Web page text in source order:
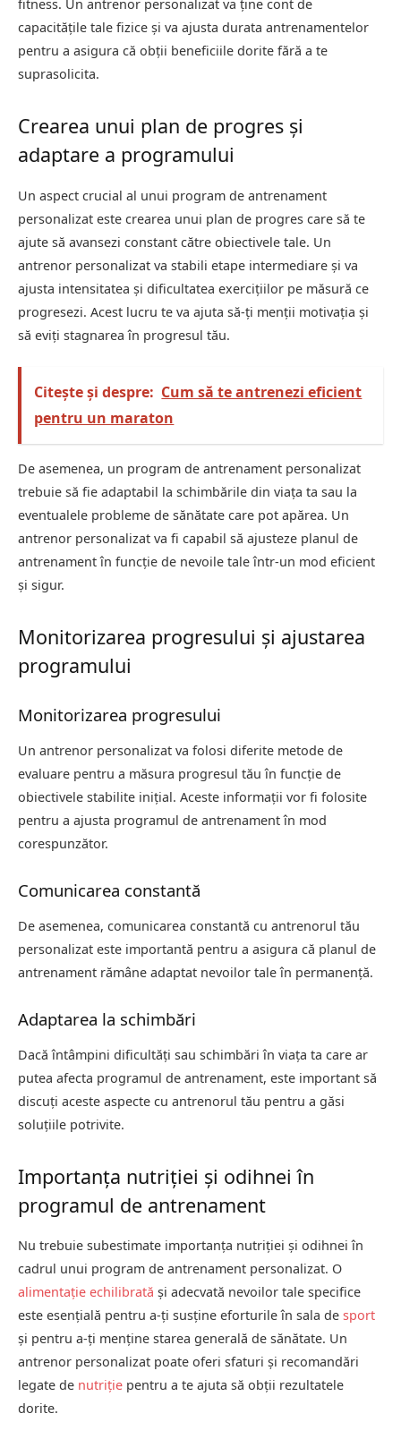
fitness. Un antrenor personalizat va ține cont de
capacitățile tale fizice și va ajusta durata antrenamentelor
pentru a asigura că obții beneficiile dorite fără a te
suprasolicita.
Crearea unui plan de progres și
adaptare a programului
Un aspect crucial al unui program de antrenament
personalizat este crearea unui plan de progres care să te
ajute să avansezi constant către obiectivele tale. Un
antrenor personalizat va stabili etape intermediare și va
ajusta intensitatea și dificultatea exercițiilor pe măsură ce
progresezi. Acest lucru te va ajuta să-ți menții motivația și
să eviți stagnarea în progresul tău.
Citește și despre: Cum să te antrenezi eficient
pentru un maraton
De asemenea, un program de antrenament personalizat
trebuie să fie adaptabil la schimbările din viața ta sau la
eventualele probleme de sănătate care pot apărea. Un
antrenor personalizat va fi capabil să ajusteze planul de
antrenament în funcție de nevoile tale într-un mod eficient
și sigur.
Monitorizarea progresului și ajustarea
programului
Monitorizarea progresului
Un antrenor personalizat va folosi diferite metode de
evaluare pentru a măsura progresul tău în funcție de
obiectivele stabilite inițial. Aceste informații vor fi folosite
pentru a ajusta programul de antrenament în mod
corespunzător.
Comunicarea constantă
De asemenea, comunicarea constantă cu antrenorul tău
personalizat este importantă pentru a asigura că planul de
antrenament rămâne adaptat nevoilor tale în permanență.
Adaptarea la schimbări
Dacă întâmpini dificultăți sau schimbări în viața ta care ar
putea afecta programul de antrenament, este important să
discuți aceste aspecte cu antrenorul tău pentru a găsi
soluțiile potrivite.
Importanța nutriției și odihnei în
programul de antrenament
Nu trebuie subestimate importanța nutriției și odihnei în
cadrul unui program de antrenament personalizat. O
alimentație echilibrată și adecvată nevoilor tale specifice
este esențială pentru a-ți susține eforturile în sala de sport
și pentru a-ți menține starea generală de sănătate. Un
antrenor personalizat poate oferi sfaturi și recomandări
legate de nutriție pentru a te ajuta să obții rezultatele
dorite.